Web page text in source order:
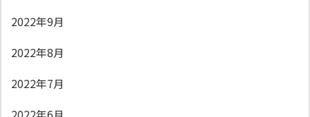
2022年9月
2022年8月
2022年7月